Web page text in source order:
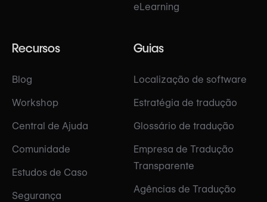
eLearning
Recursos
Blog
Workshop
Central de Ajuda
Comunidade
Estudos de Caso
Segurança
Guias
Localização de software
Estratégia de tradução
Glossário de tradução
Empresa de Tradução
Transparente
Agências de Tradução